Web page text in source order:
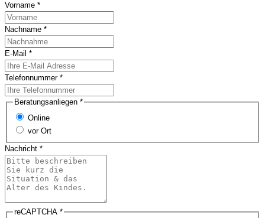
Vorname *
Nachname *
E-Mail *
Telefonnummer *
Beratungsanliegen *
Online
vor Ort
Nachricht *
reCAPTCHA *